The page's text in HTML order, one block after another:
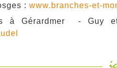
: www.branches-et-
à Gérardmer - Guy